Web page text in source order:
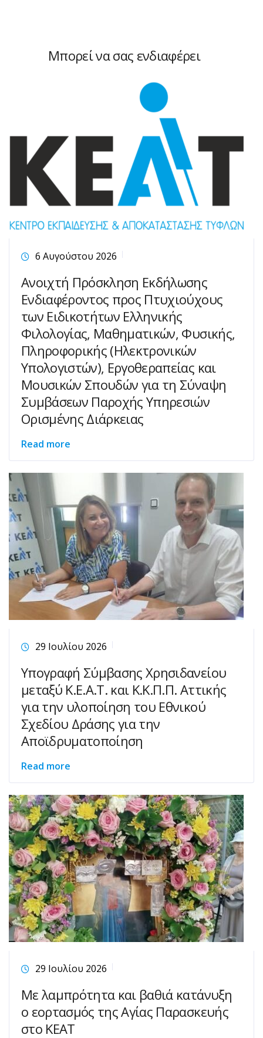
Μπορεί να σας ενδιαφέρει
6 Αυγούστου 2026
Ανοιχτή Πρόσκληση Εκδήλωσης
Ενδιαφέροντος προς Πτυχιούχους
των Ειδικοτήτων Ελληνικής
Φιλολογίας, Μαθηματικών, Φυσικής,
Πληροφορικής (Ηλεκτρονικών
Υπολογιστών), Εργοθεραπείας και
Μουσικών Σπουδών για τη Σύναψη
Συμβάσεων Παροχής Υπηρεσιών
Ορισμένης Διάρκειας
Read more
29 Ιουλίου 2026
Υπογραφή Σύμβασης Χρησιδανείου
μεταξύ Κ.Ε.Α.Τ. και Κ.Κ.Π.Π. Αττικής
για την υλοποίηση του Εθνικού
Σχεδίου Δράσης για την
Αποϊδρυματοποίηση
Read more
29 Ιουλίου 2026
Με λαμπρότητα και βαθιά κατάνυξη
ο εορτασμός της Αγίας Παρασκευής
στο ΚΕΑΤ